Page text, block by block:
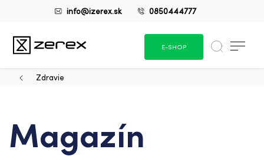
info@izerex.sk 0850444777
E-SHOP
Zdravie
Magazín